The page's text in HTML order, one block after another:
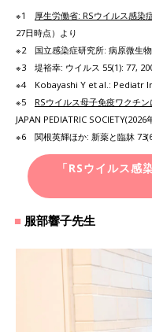
※1 厚生労働省: RSウイルス感染
27日時点）より
※2 国立感染症研究所: 病原微生物
※3 堤裕幸: ウイルス 55(1): 77,
※4 Kobayashi Y et al.: Pediatr
※5 RSウイルス母子免疫ワクチ
JAPAN PEDIATRIC SOCIETY(2026
※6 関根英輝ほか: 新薬と臨牀
「RSウイルス感
服部響子先生